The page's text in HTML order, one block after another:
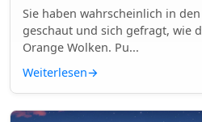
Sie haben wahrscheinlich in
geschaut und sich gefragt, wie
Orange Wolken. Pu...
Weiterlesen→